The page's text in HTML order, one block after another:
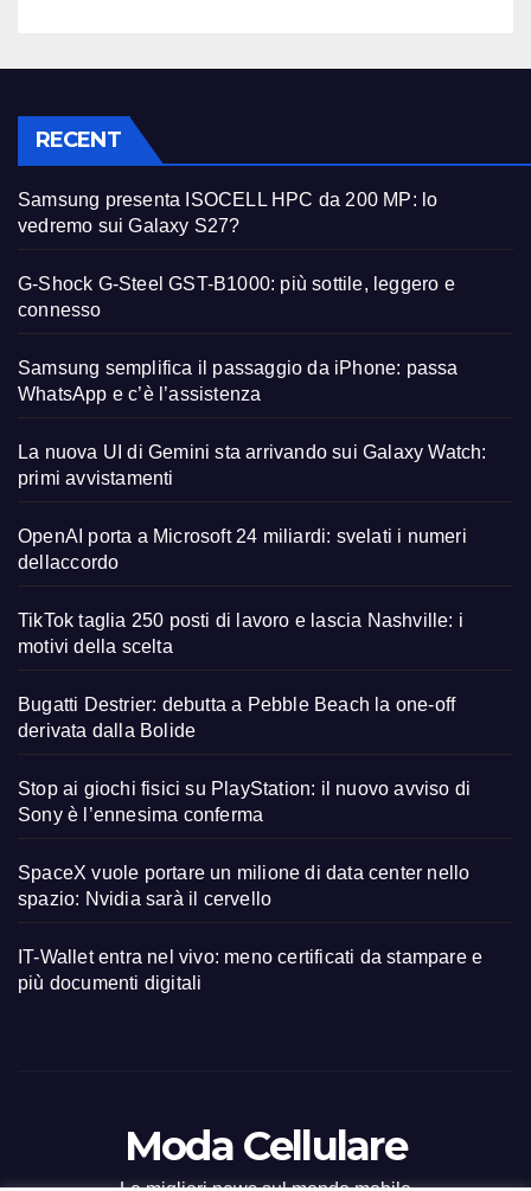
RECENT
Samsung presenta ISOCELL HPC da 200 MP: lo
vedremo sui Galaxy S27?
G-Shock G-Steel GST-B1000: più sottile, leggero e
connesso
Samsung semplifica il passaggio da iPhone: passa
WhatsApp e c’è l’assistenza
La nuova UI di Gemini sta arrivando sui Galaxy Watch:
primi avvistamenti
OpenAI porta a Microsoft 24 miliardi: svelati i numeri
dellaccordo
TikTok taglia 250 posti di lavoro e lascia Nashville: i
motivi della scelta
Bugatti Destrier: debutta a Pebble Beach la one-off
derivata dalla Bolide
Stop ai giochi fisici su PlayStation: il nuovo avviso di
Sony è l’ennesima conferma
SpaceX vuole portare un milione di data center nello
spazio: Nvidia sarà il cervello
IT-Wallet entra nel vivo: meno certificati da stampare e
più documenti digitali
Moda Cellulare